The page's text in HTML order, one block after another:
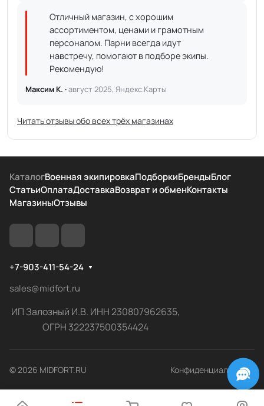
Отличный магазин, с хорошим
ассортиментом, ценами и грамотным
персоналом. Парни всегда идут
навстречу, помогают в подборе экипы.
Рекомендую!
Максим К. ·август 2025, Яндекс.Карты
Читать отзывы обо всех трёх магазинах
КаталогВоенная экипировкаПодборкиБрендыБлог
СтатьиОплатаДоставкаВозврат и обменКонтакты
МагазиныОтзывы
+7-903-411-54-24
sales@midfort.ru
ИП Залозный И.В. ИНН 230807962635,
ОГРН 322237500354424
© 2026 MIDFORT.RU Конфиденциальность